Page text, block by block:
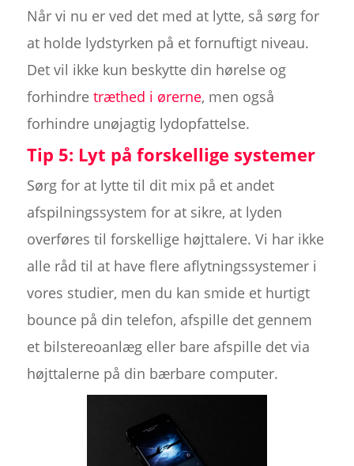
Når vi nu er ved det med at lytte, så sørg for
at holde lydstyrken på et fornuftigt niveau.
Det vil ikke kun beskytte din hørelse og
forhindre træthed i ørerne, men også
forhindre unøjagtig lydopfattelse.
Tip 5: Lyt på forskellige systemer
Sørg for at lytte til dit mix på et andet
afspilningssystem for at sikre, at lyden
overføres til forskellige højttalere. Vi har ikke
alle råd til at have flere aflytningssystemer i
vores studier, men du kan smide et hurtigt
bounce på din telefon, afspille det gennem
et bilstereoanlæg eller bare afspille det via
højttalerne på din bærbare computer.